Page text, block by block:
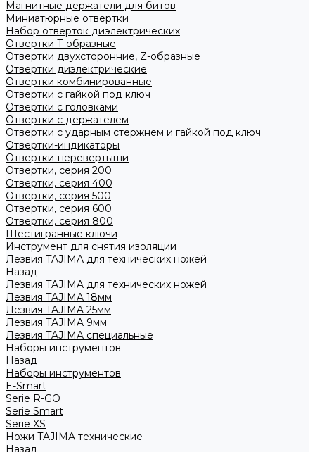
Магнитные держатели для битов
Миниатюрные отвертки
Набор отверток диэлектрических
Отвертки T-образные
Отвертки двухсторонние, Z-образные
Отвертки диэлектрические
Отвертки комбинированные
Отвертки с гайкой под ключ
Отвертки с головками
Отвертки с держателем
Отвертки с ударным стержнем и гайкой под ключ
Отвертки-индикаторы
Отвертки-перевертыши
Отвертки, серия 200
Отвертки, серия 400
Отвертки, серия 500
Отвертки, серия 600
Отвертки, серия 800
Шестигранные ключи
Инструмент для снятия изоляции
Лезвия TAJIMA для технических ножей
Назад
Лезвия TAJIMA для технических ножей
Лезвия TAJIMA 18мм
Лезвия TAJIMA 25мм
Лезвия TAJIMA 9мм
Лезвия TAJIMA специальные
Наборы инструментов
Назад
Наборы инструментов
E-Smart
Serie R-GO
Serie Smart
Serie XS
Ножи TAJIMA технические
Назад